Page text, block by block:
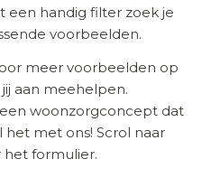
een handig filter zoek je
voorbeelden.
meer voorbeelden op
aan meehelpen.
woonzorgconcept dat
het met ons! Scrol naar
formulier.